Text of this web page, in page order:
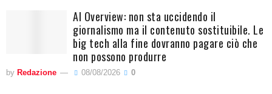
AI Overview: non sta uccidendo il
giornalismo ma il contenuto sostituibile. Le
big tech alla fine dovranno pagare ciò che
non possono produrre
by Redazione 08/08/2026 0